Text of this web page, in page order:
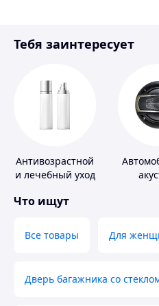
Инструмент
Тебя заинтересует
Антивозрастной
и лечебный уход
Что ищут
Все товары Для
Дверь багажника со